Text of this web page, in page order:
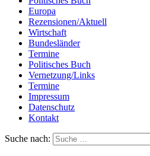
Europa
Rezensionen/Aktuell
Wirtschaft
Bundesländer
Termine
Politisches Buch
Vernetzung/Links
Termine
Impressum
Datenschutz
Kontakt
Suche nach: